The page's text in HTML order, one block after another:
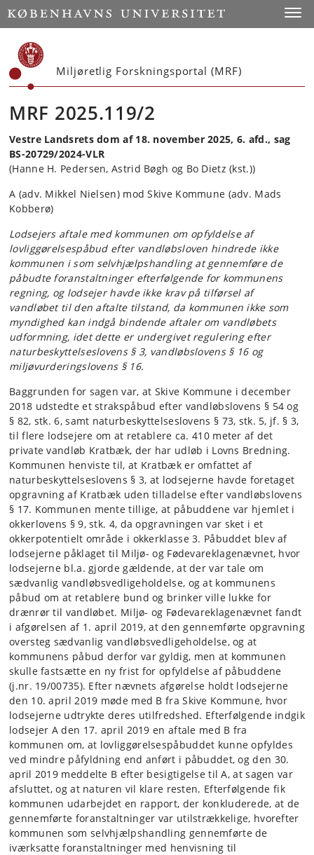
Start
Miljøretlig Forskningsportal (MRF)
MRF 2025.119/2
Vestre Landsrets dom af 18. november 2025, 6. afd., sag
BS-20729/2024-VLR
(Hanne H. Pedersen, Astrid Bøgh og Bo Dietz (kst.))
A (adv. Mikkel Nielsen) mod Skive Kommune (adv. Mads
Kobberø)
Lodsejers aftale med kommunen om opfyldelse af
lovliggørelsespåbud efter vandløbsloven hindrede ikke
kommunen i som selvhjælpshandling at gennemføre de
påbudte foranstaltninger efterfølgende for kommunens
regning, og lodsejer havde ikke krav på tilførsel af
vandløbet til den aftalte tilstand, da kommunen ikke som
myndighed kan indgå bindende aftaler om vandløbets
udformning, idet dette er undergivet regulering efter
naturbeskyttelseslovens § 3, vandløbslovens § 16 og
miljøvurderingslovens § 16.
Baggrunden for sagen var, at Skive Kommune i december
2018 udstedte et strakspåbud efter vandløbslovens § 54 og
§ 82, stk. 6, samt naturbeskyttelseslovens § 73, stk. 5, jf. § 3,
til flere lodsejere om at retablere ca. 410 meter af det
private vandløb Kratbæk, der har udløb i Lovns Bredning.
Kommunen henviste til, at Kratbæk er omfattet af
naturbeskyttelseslovens § 3, at lodsejerne havde foretaget
opgravning af Kratbæk uden tilladelse efter vandløbslovens
§ 17. Kommunen mente tillige, at påbuddene var hjemlet i
okkerlovens § 9, stk. 4, da opgravningen var sket i et
okkerpotentielt område i okkerklasse 3. Påbuddet blev af
lodsejerne påklaget til Miljø- og Fødevareklagenævnet, hvor
lodsejerne bl.a. gjorde gældende, at der var tale om
sædvanlig vandløbsvedligeholdelse, og at kommunens
påbud om at retablere bund og brinker ville lukke for
drænrør til vandløbet. Miljø- og Fødevareklagenævnet fandt
i afgørelsen af 1. april 2019, at den gennemførte opgravning
oversteg sædvanlig vandløbsvedligeholdelse, og at
kommunens påbud derfor var gyldig, men at kommunen
skulle fastsætte en ny frist for opfyldelse af påbuddene
(j.nr. 19/00735). Efter nævnets afgørelse holdt lodsejerne
den 10. april 2019 møde med B fra Skive Kommune, hvor
lodsejerne udtrykte deres utilfredshed. Efterfølgende indgik
lodsejer A den 17. april 2019 en aftale med B fra
kommunen om, at lovliggørelsespåbuddet kunne opfyldes
ved mindre påfyldning end anført i påbuddet, og den 30.
april 2019 meddelte B efter besigtigelse til A, at sagen var
afsluttet, og at naturen vil klare resten. Efterfølgende fik
kommunen udarbejdet en rapport, der konkluderede, at de
gennemførte foranstaltninger var utilstrækkelige, hvorefter
kommunen som selvhjælpshandling gennemførte de
iværksatte foranstaltninger med henvisning til